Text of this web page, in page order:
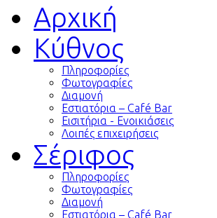
Αρχική
Kύθνος
Πληροφορίες
Φωτογραφίες
Διαμονή
Εστιατόρια – Café Bar
Εισιτήρια - Ενοικιάσεις
Λοιπές επιχειρήσεις
Σέριφος
Πληροφορίες
Φωτογραφίες
Διαμονή
Εστιατόρια – Café Bar